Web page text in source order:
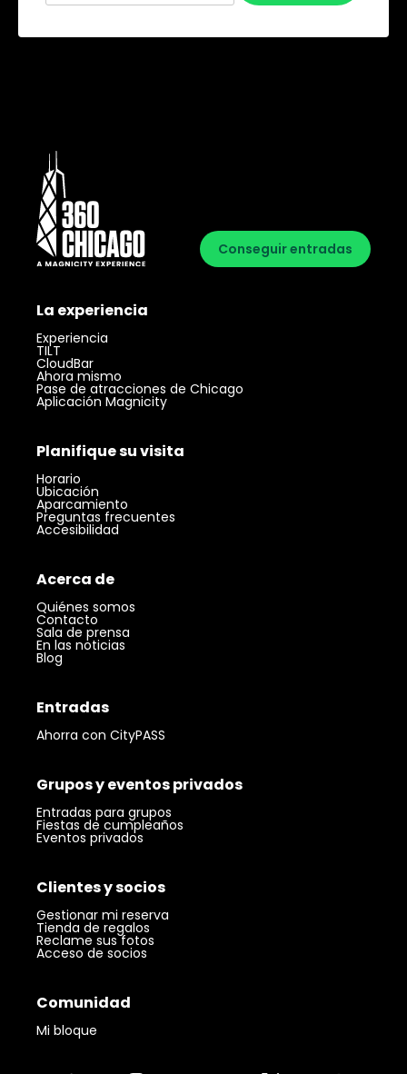
Conseguir entradas
La experiencia
Experiencia
TILT
CloudBar
Ahora mismo
Pase de atracciones de Chicago
Aplicación Magnicity
Planifique su visita
Horario
Ubicación
Aparcamiento
Preguntas frecuentes
Accesibilidad
Acerca de
Quiénes somos
Contacto
Sala de prensa
En las noticias
Blog
Entradas
Ahorra con CityPASS
Grupos y eventos privados
Entradas para grupos
Fiestas de cumpleaños
Eventos privados
Clientes y socios
Gestionar mi reserva
Tienda de regalos
Reclame sus fotos
Acceso de socios
Comunidad
Mi bloque